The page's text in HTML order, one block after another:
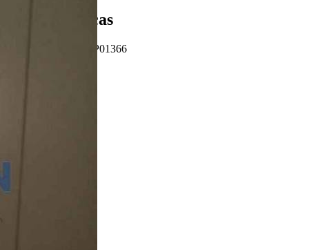
Características
Referência: AP01366